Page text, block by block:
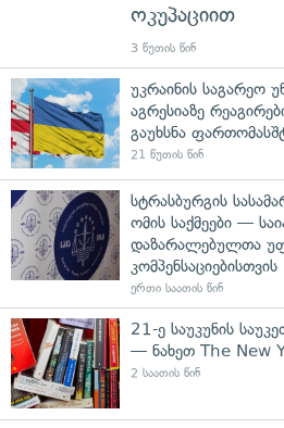
ოკუპაციით
3 წუთის წინ
უკრაინის საგარეო
აგრესიაზე
გაუხსნა
21 წუთის წინ
სტრასბურგის
ომის საქმეები —
დაზარალებულთა
კომპენსაციებისთვის
ერთი საათის წინ
21-ე საუკუნის
— ნახეთ The New
2 საათის წინ